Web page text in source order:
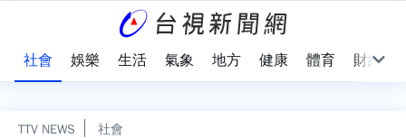
社會 娛樂 生活 氣象 地方 健康 體育 財經
TTV NEWS 社會